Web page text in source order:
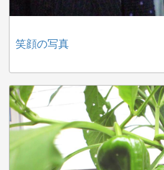
笑顔の写真